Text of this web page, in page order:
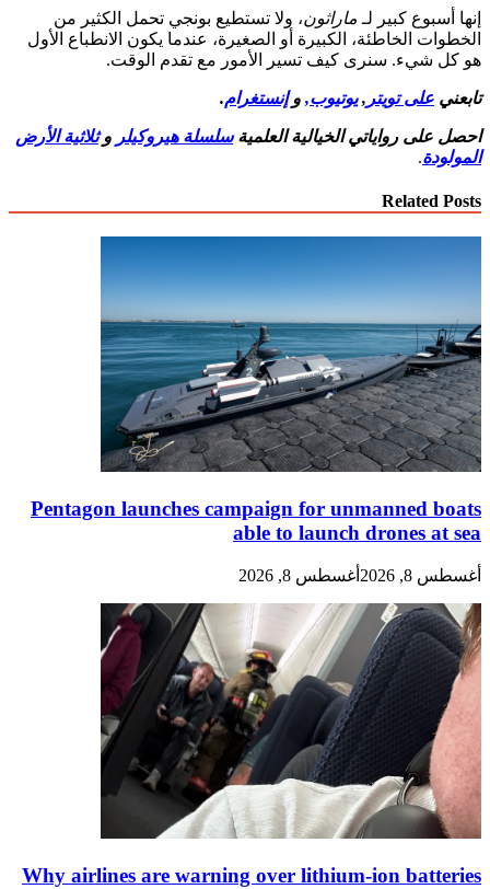
إنها أسبوع كبير لـ ماراثون، ولا تستطيع بونجي تحمل الكثير من
الخطوات الخاطئة، الكبيرة أو الصغيرة، عندما يكون الانطباع الأول
هو كل شيء. سنرى كيف تسير الأمور مع تقدم الوقت.
تابعني على تويتر ,يوتيوب, وإنستغرام.
احصل على رواياتي الخيالية العلميةسلسلة هيروكيلر وثلاثية الأرض
المولودة.
Related Posts
Pentagon launches campaign for unmanned boats
able to launch drones at sea
أغسطس 8, 2026 أغسطس 8, 2026
Why airlines are warning over lithium-ion batteries